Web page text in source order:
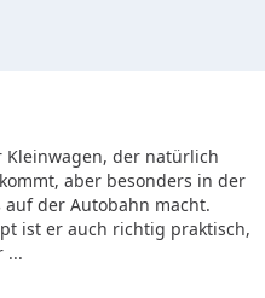
Kleinwagen, der natürlich
aber besonders in der
auf der Autobahn macht.
ist er auch richtig praktisch,
...